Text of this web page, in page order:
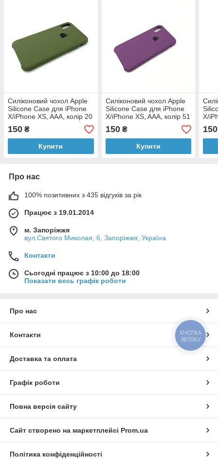
Силіконовий чохол Apple
Silicone Case для iPhone
X/iPhone XS, AAA, колір 20
150 ₴
Купити
Силіконовий чохол Apple
Silicone Case для iPhone
X/iPhone XS, AAA, колір 51
150₴
Купити
X/
150
Про нас
100% позитивних з 435 відгуків за рік
Працює з 19.01.2014
м. Запоріжжя
вул.Святого Миколая, 6, Запоріжжя, Україна
Контакти
Сьогодні працює з 10:00 до 18:00
Показати весь графік роботи
Про нас
Контакти
Доставка та оплата
Графік роботи
Повна версія сайту
Сайт створено на маркетплейсі Prom.ua
Політика конфіденційності
КНОПКА
ЗВ'ЯЗКУ